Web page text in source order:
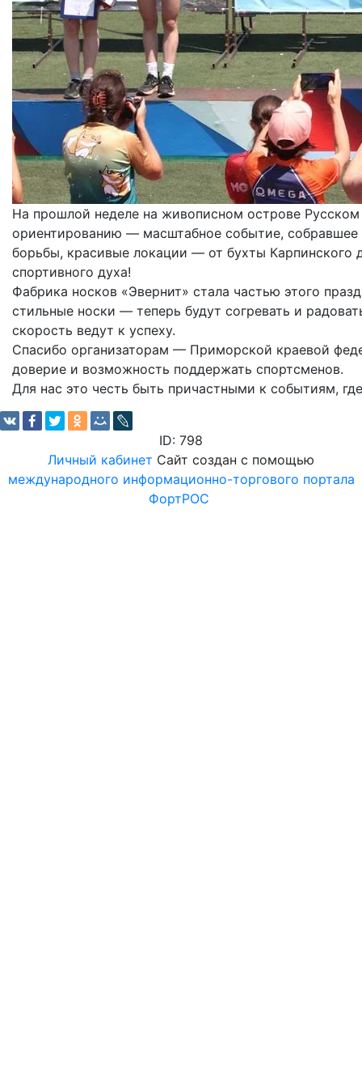
На прошлой неделе на живописном острове
ориентированию — масштабное событие, собравшее
борьбы, красивые локации — от бухты Карпинского
спортивного духа!
Фабрика носков «Эвернит» стала частью этого
стильные носки — теперь будут согревать и
скорость ведут к успеху.
Спасибо организаторам — Приморской краевой
доверие и возможность поддержать спортсменов.
Для нас это честь быть причастными к событиям,
ID: 798
Личный кабинет Сайт создан с помощью
международного информационно-торгового портала
ФортРОС